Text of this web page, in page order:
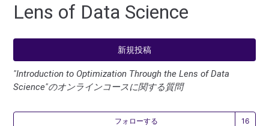
Lens of Data Science
新規投稿
"Introduction to Optimization Through the Lens of Data
Science"のオンラインコースに関する質問
フォローする